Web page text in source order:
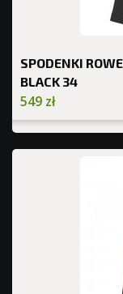
SPODENKI
BLACK 34
549 zł